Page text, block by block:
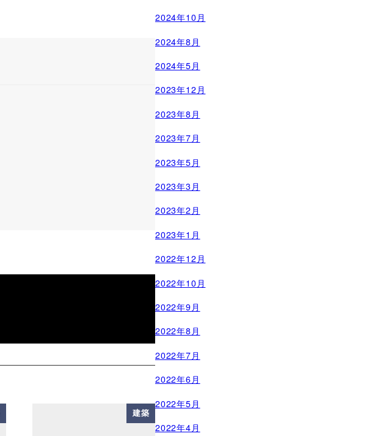
建築
2024年10月
2024年8月
2024年5月
2023年12月
2023年8月
2023年7月
2023年5月
2023年3月
2023年2月
2023年1月
2022年12月
2022年10月
2022年9月
2022年8月
2022年7月
2022年6月
2022年5月
2022年4月